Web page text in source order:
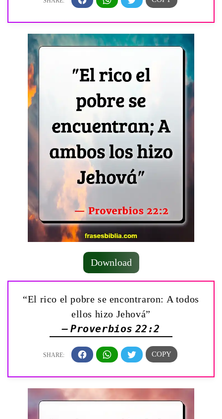
Download
“El rico el pobre se encontraron: A todos
ellos hizo Jehová”
— Proverbios 22:2